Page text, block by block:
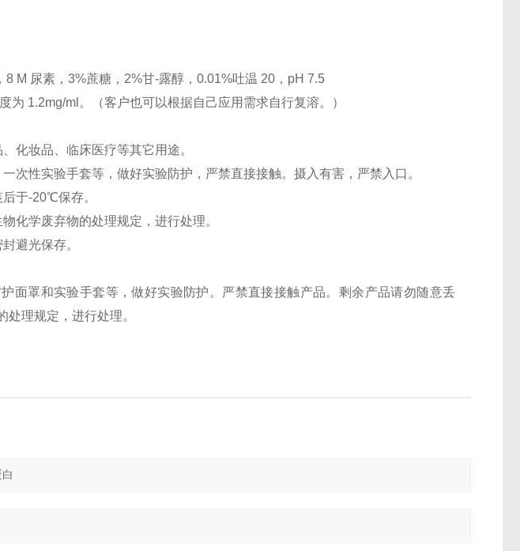
8 M 尿素，3%蔗糖，2%甘-露醇，0.01%吐温 20，pH 7.5
为 1.2mg/ml。（客户也可以根据自己应用需求自行复溶。）
化妆品、临床医疗等其它用途。
次性实验手套等，做好实验防护，严禁直接接触。摄入有害，严禁入口。
后于-20℃保存。
化学废弃物的处理规定，进行处理。
避光保存。
面罩和实验手套等，做好实验防护。严禁直接接触产品。剩余产品请勿随意丢
理规定，进行处理。